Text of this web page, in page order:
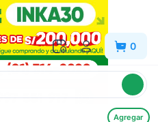
0
Agregar